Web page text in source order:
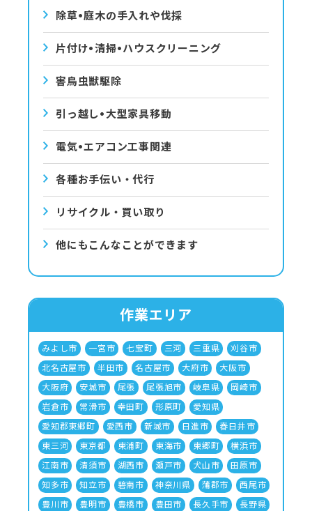
除草•庭⽊の⼿⼊れや伐採
⽚付け•清掃•ハウスクリーニング
害⿃⾍獣駆除
引っ越し•⼤型家具移動
電気•エアコン⼯事関連
各種お手伝い・代行
リサイクル・買い取り
他にもこんなことができます
作業エリア
みよし市 一宮市 七宝町 三河 三重県
刈谷市
北名古屋市
半田市 名古屋市 大府市
大阪市
大阪府
安城市 尾張 尾張旭市 岐阜県
岡崎市
岩倉市
常滑市 幸田町 形原町
愛知県
愛知郡東郷町
愛西市 新城市 日進市
春日井市
東三河
東京都 東浦町 東海市 東郷町
横浜市
江南市
清須市 湖西市 瀬戸市 犬山市
田原市
知多市
知立市 碧南市 神奈川県 蒲郡市
西尾市
豊川市
豊明市 豊橋市 豊田市 長久手市
長野県